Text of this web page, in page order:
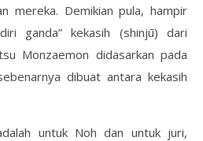
mereka. Demikian pula, hampir
ganda” kekasih (shinjū) dari
Monzaemon didasarkan pada
dibuat antara kekasih
untuk Noh dan untuk juri,